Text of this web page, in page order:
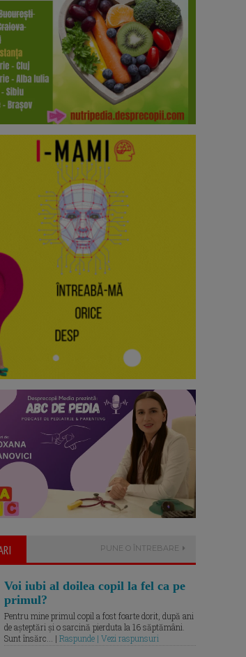
PUNE O ÎNTREBARE
Voi iubi al doilea copil la fel ca pe
primul?
Pentru mine primul copil a fost foarte dorit, după ani
de așteptări și o sarcină pierduta la 16 săptămâni.
Sunt însărc... | Raspunde | Vezi raspunsuri